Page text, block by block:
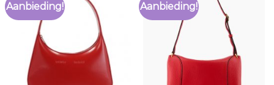
Aanbieding! Aanbieding!